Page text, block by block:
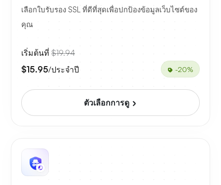
เลือกใบรับรอง SSL ที่ดีที่สุดเพื่อปกป้องข้อมูลเว็บไซต์ของ
คุณ
เริ่มต้นที่ $19.94
$15.95/ประจำปี -20%
ตัวเลือกการดู